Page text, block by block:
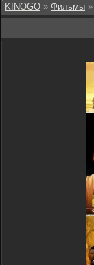
KINOGO » Фильмы